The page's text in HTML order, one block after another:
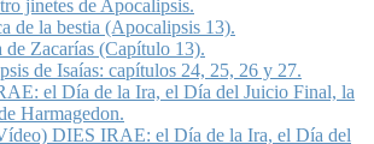
jinetes de Apocalipsis.
de la bestia (Apocalipsis 13).
de Zacarías (Capítulo 13).
de Isaías: capítulos 24, 25, 26 y 27.
el Día de la Ira, el Día del Juicio Final, la
Harmagedon.
DIES IRAE: el Día de la Ira, el Día del